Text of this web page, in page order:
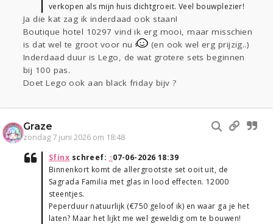
verkopen als mijn huis dichtgroeit. Veel bouwplezier!
Ja die kat zag ik inderdaad ook staan!
Boutique hotel 10297 vind ik erg mooi, maar misschien
is dat wel te groot voor nu
(en ook wel erg prijzig..)
Inderdaad duur is Lego, de wat grotere sets beginnen
bij 100 pas.
Doet Lego ook aan black friday bijv ?
Graze
zondag 7 juni 2026 om 18:48
Sfinx schreef: ↑07-06-2026 18:39
Binnenkort komt de allergrootste set ooit uit, de
Sagrada Familia met glas in lood effecten. 12000
steentjes.
Peperduur natuurlijk (€750 geloof ik) en waar ga je het
laten? Maar het lijkt me wel geweldig om te bouwen!